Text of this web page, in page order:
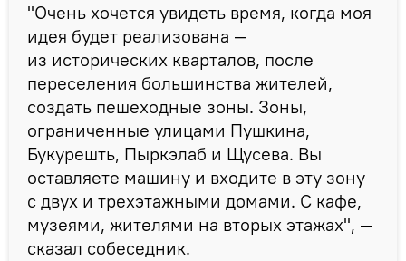
"Очень хочется увидеть время, когда моя
идея будет реализована —
из исторических кварталов, после
переселения большинства жителей,
создать пешеходные зоны. Зоны,
ограниченные улицами Пушкина,
Букурешть, Пыркэлаб и Щусева. Вы
оставляете машину и входите в эту зону
с двух и трехэтажными домами. С кафе,
музеями, жителями на вторых этажах", —
сказал собеседник.